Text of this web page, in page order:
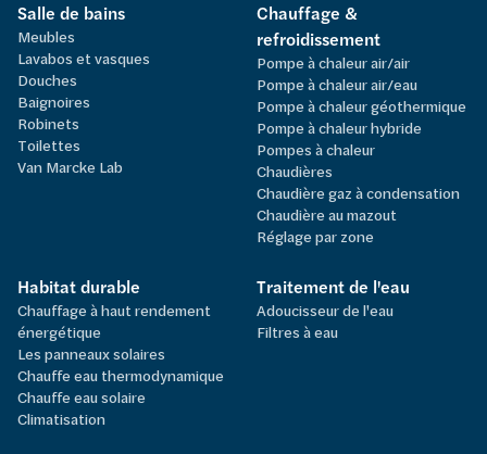
Salle de bains
Meubles
Lavabos et vasques
Douches
Baignoires
Robinets
Toilettes
Van Marcke Lab
Chauffage &
refroidissement
Pompe à chaleur air/air
Pompe à chaleur air/eau
Pompe à chaleur géothermique
Pompe à chaleur hybride
Pompes à chaleur
Chaudières
Chaudière gaz à condensation
Chaudière au mazout
Réglage par zone
Habitat durable
Chauffage à haut rendement
énergétique
Les panneaux solaires
Chauffe eau thermodynamique
Chauffe eau solaire
Climatisation
Traitement de l'eau
Adoucisseur de l'eau
Filtres à eau